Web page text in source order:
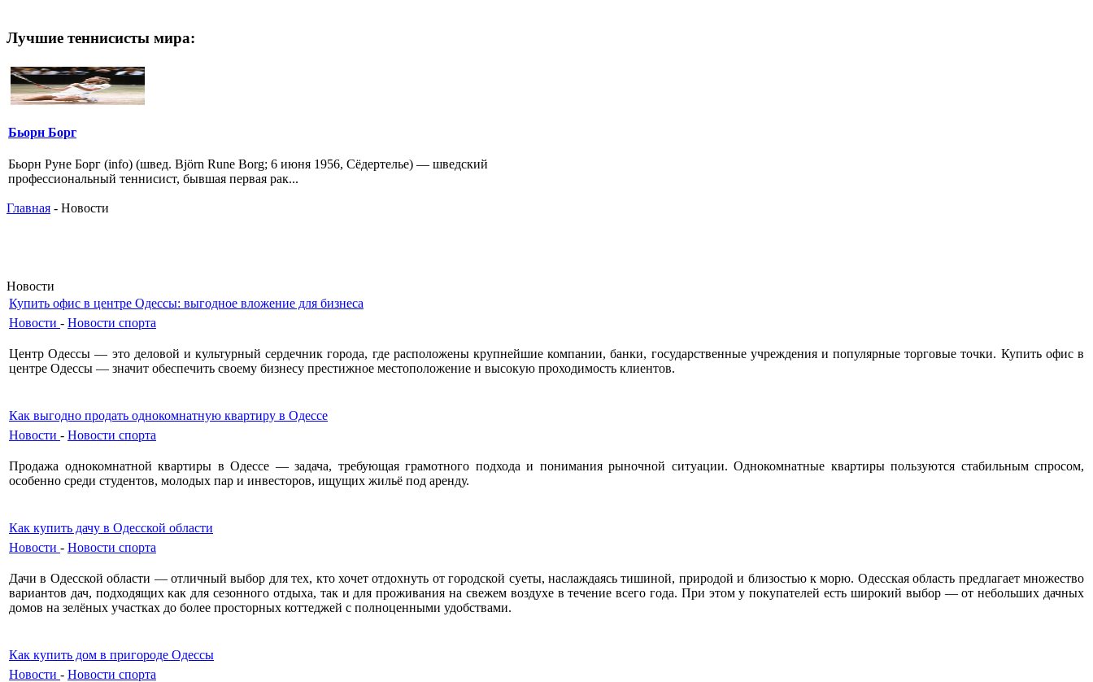
Лучшие теннисисты мира:
Бьорн Борг
Бьорн Руне Борг (info) (швед. Björn Rune Borg; 6 июня 1956, Сёдертелье) — шведский
профессиональный теннисист, бывшая первая рак...
Главная - Новости
Новости
Купить офис в центре Одессы: выгодное вложение для бизнеса
Новости - Новости спорта
Центр Одессы — это деловой и культурный сердечник города, где расположены крупнейшие компании, банки, государственные учреждения и популярные торговые точки. Купить офис в
центре Одессы — значит обеспечить своему бизнесу престижное местоположение и высокую проходимость клиентов.
Как выгодно продать однокомнатную квартиру в Одессе
Новости - Новости спорта
Продажа однокомнатной квартиры в Одессе — задача, требующая грамотного подхода и понимания рыночной ситуации. Однокомнатные квартиры пользуются стабильным спросом,
особенно среди студентов, молодых пар и инвесторов, ищущих жильё под аренду.
Как купить дачу в Одесской области
Новости - Новости спорта
Дачи в Одесской области — отличный выбор для тех, кто хочет отдохнуть от городской суеты, наслаждаясь тишиной, природой и близостью к морю. Одесская область предлагает множество
вариантов дач, подходящих как для сезонного отдыха, так и для проживания на свежем воздухе в течение всего года. При этом у покупателей есть широкий выбор — от небольших дачных
домов на зелёных участках до более просторных коттеджей с полноценными удобствами.
Как купить дом в пригороде Одессы
Новости - Новости спорта